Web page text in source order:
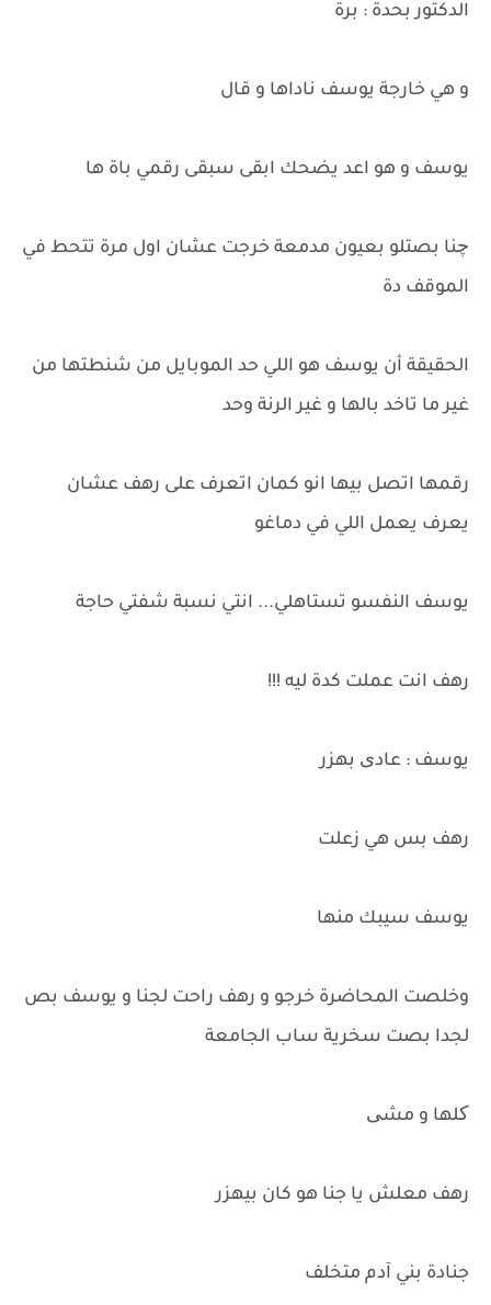
الدكتور بحدة : برة
و هي خارجة يوسف ناداها و قال
يوسف و هو اعد يضحك ابقى سبقى رقمي باة ها
چنا بصتلو بعيون مدمعة خرجت عشان اول مرة تتحط في
الموقف دة
الحقيقة أن يوسف هو اللي حد الموبايل من شنطتها من
غير ما تاخد بالها و غير الرنة وحد
رقمها اتصل بيها انو كمان اتعرف على رهف عشان
يعرف يعمل اللي في دماغو
يوسف النفسو تستاهلي... انتي نسبة شفتي حاجة
رهف انت عملت كدة ليه !!!
يوسف : عادی بهزر
رهف بس هي زعلت
يوسف سيبك منها
وخلصت المحاضرة خرجو و رهف راحت لجنا و يوسف بص
لجدا بصت سخرية ساب الجامعة
کلها و مشی
رهف معلش يا جنا هو كان بيهزر
جنادة بني آدم متخلف